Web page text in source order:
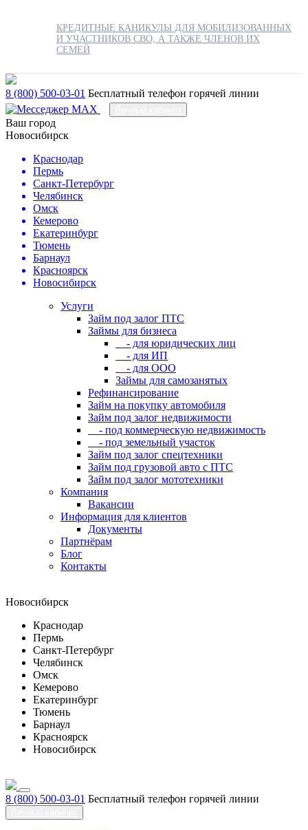
КРЕДИТНЫЕ КАНИКУЛЫ ДЛЯ МОБИЛИЗОВАННЫХ
И УЧАСТНИКОВ СВО, А ТАКЖЕ ЧЛЕНОВ ИХ
СЕМЕЙ
8 (800) 500-03-01 Бесплатный телефон горячей линии
Ваш город
Новосибирск
Краснодар
Пермь
Санкт-Петербург
Челябинск
Омск
Кемерово
Екатеринбург
Тюмень
Барнаул
Красноярск
Новосибирск
Услуги
Займ под залог ПТС
Займы для бизнеса
- для юридических лиц
- для ИП
- для ООО
Займы для самозанятых
Рефинансирование
Займ на покупку автомобиля
Займ под залог недвижимости
- под коммерческую недвижимость
- под земельный участок
Займ под залог спецтехники
Займ под грузовой авто с ПТС
Займ под залог мототехники
Компания
Вакансии
Информация для клиентов
Документы
Партнёрам
Блог
Контакты
Новосибирск
Краснодар
Пермь
Санкт-Петербург
Челябинск
Омск
Кемерово
Екатеринбург
Тюмень
Барнаул
Красноярск
Новосибирск
8 (800) 500-03-01 Бесплатный телефон горячей линии